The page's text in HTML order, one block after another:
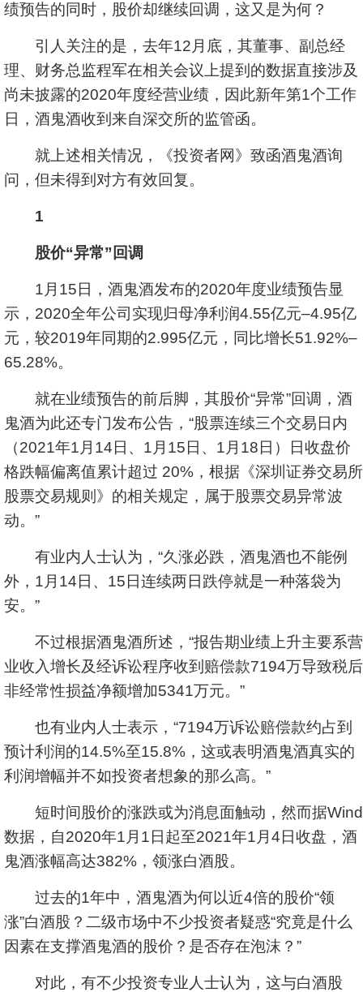
绩预告的同时，股价却继续回调，这又是为何？
引人关注的是，去年12月底，其董事、副总经
理、财务总监程军在相关会议上提到的数据直接涉及
尚未披露的2020年度经营业绩，因此新年第1个工作
日，酒鬼酒收到来自深交所的监管函。
就上述相关情况，《投资者网》致函酒鬼酒询
问，但未得到对方有效回复。
1
股价“异常”回调
1月15日，酒鬼酒发布的2020年度业绩预告显
示，2020全年公司实现归母净利润4.55亿元–4.95亿
元，较2019年同期的2.995亿元，同比增长51.92%–
65.28%。
就在业绩预告的前后脚，其股价“异常”回调，酒
鬼酒为此还专门发布公告，“股票连续三个交易日内
（2021年1月14日、1月15日、1月18日）日收盘价
格跌幅偏离值累计超过 20%，根据《深圳证券交易所
股票交易规则》的相关规定，属于股票交易异常波
动。”
有业内人士认为，“久涨必跌，酒鬼酒也不能例
外，1月14日、15日连续两日跌停就是一种落袋为
安。”
不过根据酒鬼酒所述，“报告期业绩上升主要系营
业收入增长及经诉讼程序收到赔偿款7194万导致税后
非经常性损益净额增加5341万元。”
也有业内人士表示，“7194万诉讼赔偿款约占到
预计利润的14.5%至15.8%，这或表明酒鬼酒真实的
利润增幅并不如投资者想象的那么高。”
短时间股价的涨跌或为消息面触动，然而据Wind
数据，自2020年1月1日起至2021年1月4日收盘，酒
鬼酒涨幅高达382%，领涨白酒股。
过去的1年中，酒鬼酒为何以近4倍的股价“领
涨”白酒股？二级市场中不少投资者疑惑“究竟是什么
因素在支撑酒鬼酒的股价？是否存在泡沫？”
对此，有不少投资专业人士认为，这与白酒股